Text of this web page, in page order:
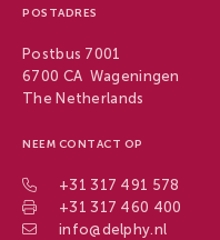
POSTADRES
Postbus 7001
6700 CA Wageningen
The Netherlands
NEEM CONTACT OP
+31 317 491 578
+31 317 460 400
info@delphy.nl